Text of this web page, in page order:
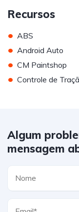
Recursos
• ABS
• Android Auto
• CM Paintshop
• Controle de
Algum
mensagem